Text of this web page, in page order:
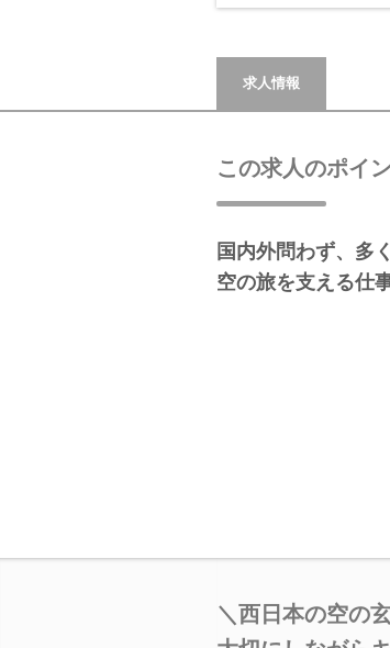
求人情報
この求人のポイ
国内外問わず、多
空の旅を支える仕
＼西日本の空の